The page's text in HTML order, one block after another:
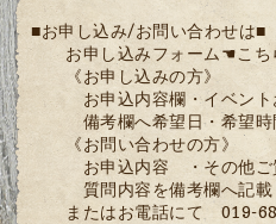
■お申し込み/お問い合わせは■
お申し込みフォーム☚こち
《お申し込みの方》
お申込内容欄・イベント
備考欄へ希望日・希望時
《お問い合わせの方》
お申込内容 ・その他ご質
質問内容を備考欄へ記載
またはお電話にて 019-